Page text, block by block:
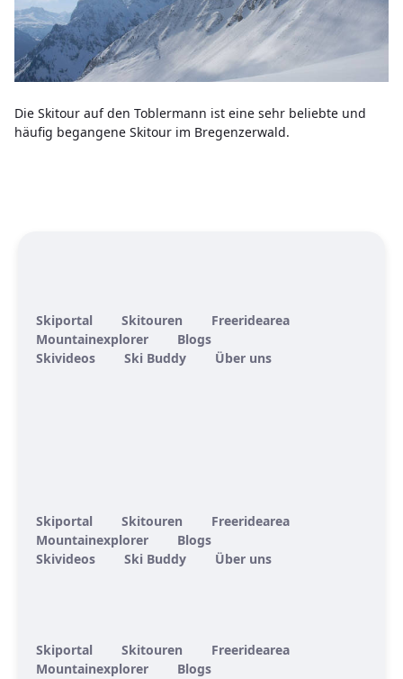
Die Skitour auf den Toblermann ist eine sehr beliebte und
häufig begangene Skitour im Bregenzerwald.
Skiportal Skitouren
Freeridearea
Mountainexplorer
Blogs
Skivideos
Ski Buddy Über uns
Skiportal Skitouren
Freeridearea
Mountainexplorer
Blogs
Skivideos
Ski Buddy Über uns
Skiportal Skitouren
Freeridearea
Mountainexplorer
Blogs